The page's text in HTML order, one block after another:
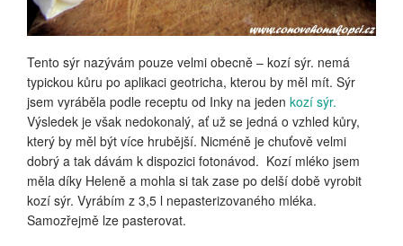
Tento sýr nazývám pouze velmi obecně – kozí sýr. nemá
typickou kůru po aplikaci geotricha, kterou by měl mít. Sýr
jsem vyráběla podle receptu od Inky na jeden kozí sýr.
Výsledek je však nedokonalý, ať už se jedná o vzhled kůry,
který by měl být více hrubější. Nicméně je chuťově velmi
dobrý a tak dávám k dispozici fotonávod. Kozí mléko jsem
měla díky Heleně a mohla si tak zase po delší době vyrobit
kozí sýr. Vyrábím z 3,5 l nepasterizovaného mléka.
Samozřejmě lze pasterovat.